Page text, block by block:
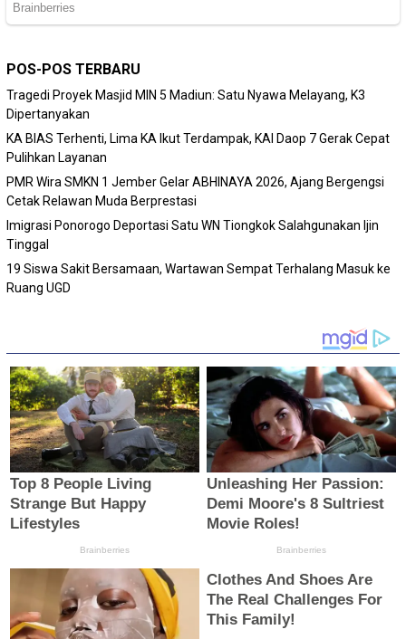
POS-POS TERBARU
Tragedi Proyek Masjid MIN 5 Madiun: Satu Nyawa Melayang, K3
Dipertanyakan
KA BIAS Terhenti, Lima KA Ikut Terdampak, KAI Daop 7 Gerak Cepat
Pulihkan Layanan
PMR Wira SMKN 1 Jember Gelar ABHINAYA 2026, Ajang Bergengsi
Cetak Relawan Muda Berprestasi
Imigrasi Ponorogo Deportasi Satu WN Tiongkok Salahgunakan Ijin
Tinggal
19 Siswa Sakit Bersamaan, Wartawan Sempat Terhalang Masuk ke
Ruang UGD